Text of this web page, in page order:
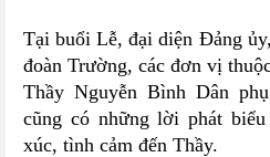
Tại buổi Lễ, đạidiện Đảng
đoàn Trường, các đơn vị
Thầy Nguyễn Bình Dân
cũng có những lời phát
xúc, tình cảm đến Thầy.